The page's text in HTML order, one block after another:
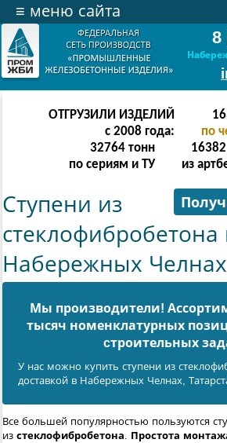
8
≡ меню сайта
ОТГРУЗИЛИ ИЗДЕЛИЙ
с 2008 года:
по
65532 тонн
по сериям и ТУ
32766
из
Ступени из
стеклофибробетона
Набережных Челнах
Мы производители!
тысяч номенклатурных
cтроительных
У нас можно купить ступени из
доставкой в Набережных Челнах,
Все большей популярностью пользуются
из стеклофибробетона. Простота